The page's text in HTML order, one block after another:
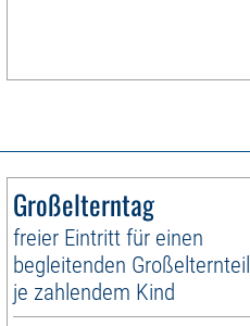
Großelterntag
freier Eintritt für einen
begleitenden Großelternteil
je zahlendem Kind